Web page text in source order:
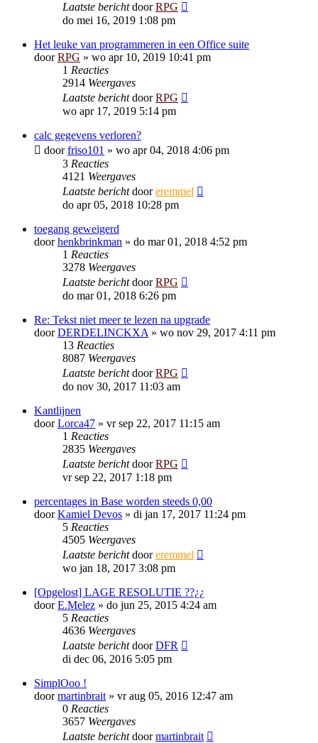
Laatste berichtdoorRPG
do mei 16, 2019 1:08 pm
Het leuke van programmeren in een Office suite
doorRPG » wo apr 10, 2019 10:41 pm
1 Reacties
2914 Weergaves
Laatste berichtdoorRPG
wo apr 17, 2019 5:14 pm
calc gegevens verloren?
doorfriso101 » wo apr 04, 2018 4:06 pm
3 Reacties
4121 Weergaves
Laatste berichtdooreremmel
do apr 05, 2018 10:28 pm
toegang geweigerd
doorhenkbrinkman » do mar 01, 2018 4:52 pm
1 Reacties
3278 Weergaves
Laatste berichtdoorRPG
do mar 01, 2018 6:26 pm
Re: Tekst niet meer te lezen na upgrade
doorDERDELINCKXA » wo nov 29, 2017 4:11 pm
13 Reacties
8087 Weergaves
Laatste berichtdoorRPG
do nov 30, 2017 11:03 am
Kantlijnen
doorLorca47 » vr sep 22, 2017 11:15 am
1 Reacties
2835 Weergaves
Laatste berichtdoorRPG
vr sep 22, 2017 1:18 pm
percentages in Base worden steeds 0,00
doorKamiel Devos » di jan 17, 2017 11:24 pm
5 Reacties
4505 Weergaves
Laatste berichtdooreremmel
wo jan 18, 2017 3:08 pm
[Opgelost] LAGE RESOLUTIE ??¿¿
doorE.Melez » do jun 25, 2015 4:24 am
5 Reacties
4636 Weergaves
Laatste berichtdoorDFR
di dec 06, 2016 5:05 pm
SimplOoo !
doormartinbrait » vr aug 05, 2016 12:47 am
0 Reacties
3657 Weergaves
Laatste berichtdoormartinbrait